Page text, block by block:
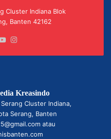
Cluster Indiana Blok
Banten 42162
YouTube
Kreasindo
Cluster Indiana,
Serang, Banten
atau